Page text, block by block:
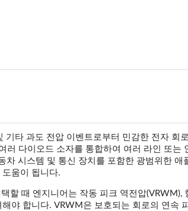
기타 과도 전압 이벤트로부터 민감한 전자 회
러 다이오드 소자를 통합하여 여러 라인 또는
차 시스템 및 통신 장치를 포함한 광범위한
움이 됩니다.
할 때 엔지니어는 작동 피크 역전압(VRWM),
야 합니다. VRWM은 보호되는 회로의 연속